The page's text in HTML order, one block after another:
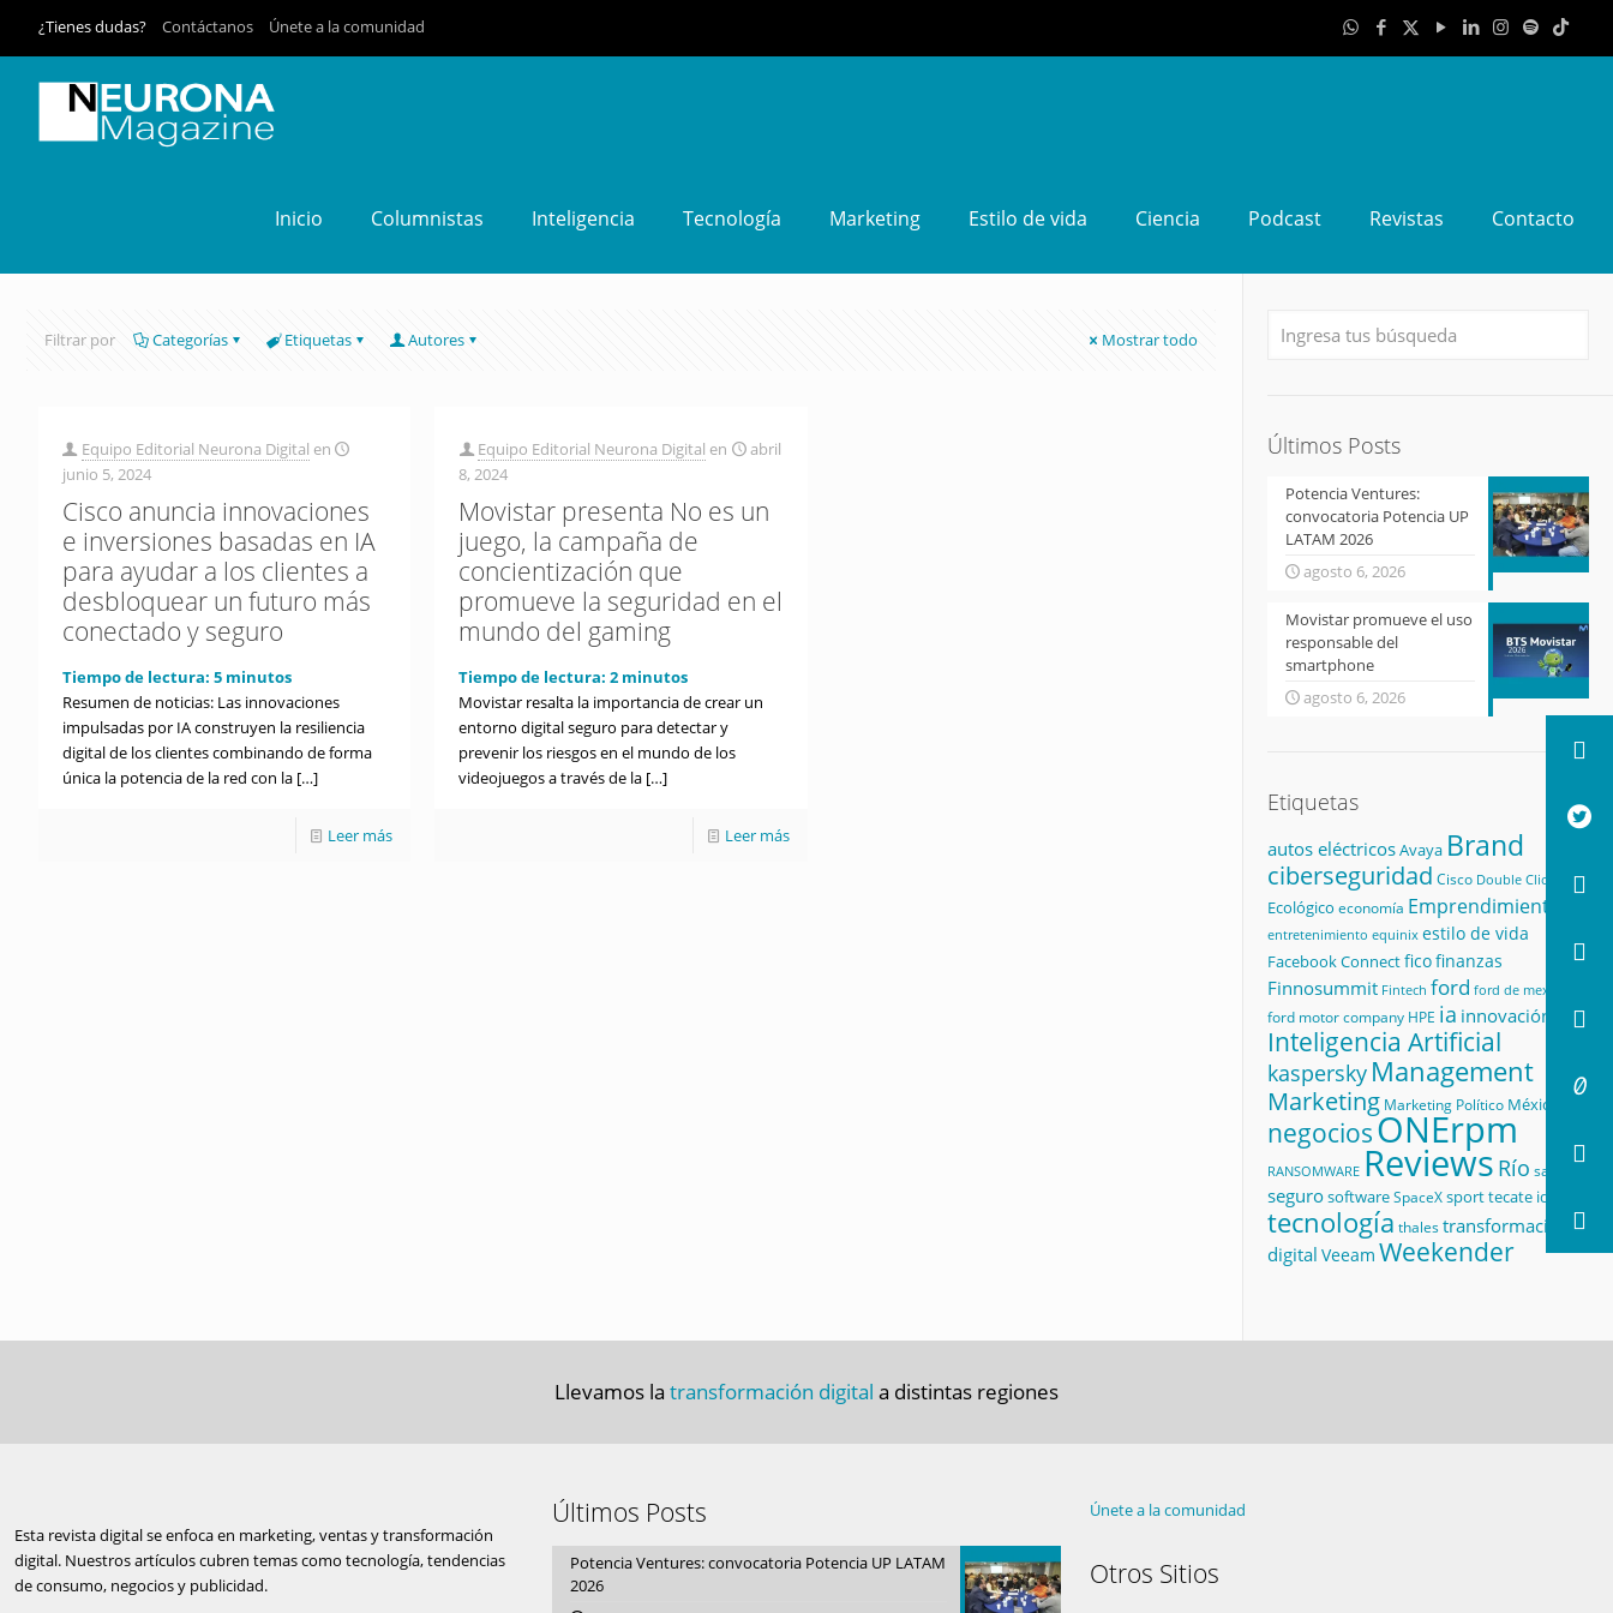
¿Tienes dudas? Contáctanos Únete a la comunidad
Inicio Columnistas Inteligencia Tecnología Marketing Estilo de vida Ciencia Podcast Revistas Contacto
Filtrar por Categorías Etiquetas Autores Mostrar todo
Equipo Editorial Neurona Digital en
junio 5, 2024
Cisco anuncia innovaciones
e inversiones basadas en IA
para ayudar a los clientes a
desbloquear un futuro más
conectado y seguro
Tiempo de lectura: 5 minutos
Resumen de noticias: Las innovaciones
impulsadas por IA construyen la resiliencia
digital de los clientes combinando de forma
única la potencia de la red con la[…]
Leer más
Equipo Editorial Neurona Digital en
abril
8, 2024
Movistar presenta No es un
juego, la campaña de
concientización que
promueve la seguridad en el
mundo del gaming
Tiempo de lectura:2 minutos
Movistar resalta la importancia de crear un
entorno digital seguro para detectar y
prevenir los riesgos en el mundo de los
videojuegos a través de la […]
Leer más
Últimos Posts
Potencia Ventures:
convocatoria Potencia UP
LATAM 2026
agosto 6, 2026
Movistar promueve el uso
responsable del
smartphone
agosto 6, 2026
Etiquetas
autos eléctricosAvaya Brand
ciberseguridad Cisco Double Click
Ecológico economía Emprendimiento
entretenimiento equinix estilo de vida
Facebook Connectficofinanzas
Finnosummit Fintech ford ford de mexico
ford motor company HPE ia innovación
Inteligencia Artificial
kaspersky Management
Marketing Marketing Político México
negociosONErpm
RANSOMWARE Reviews Río salud
segurosoftwareSpaceXsporttecate id
tecnología thalestransformación
digital Veeam Weekender
Llevamos la transformación digital a distintas regiones
Esta revista digital se enfoca en marketing, ventas y transformación
digital. Nuestros artículos cubren temas como tecnología, tendencias
de consumo, negocios y publicidad.
Últimos Posts
Potencia Ventures: convocatoria Potencia UP LATAM
2026
Únete a la comunidad
Otros Sitios